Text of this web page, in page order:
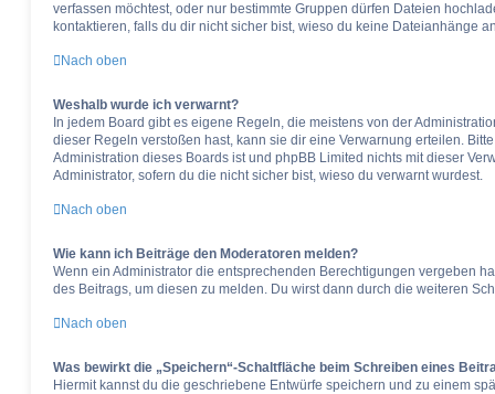
verfassen möchtest, oder nur bestimmte Gruppen dürfen Dateien
kontaktieren, falls du dir nicht sicher bist, wieso du keine Dateianhänge
Nach oben
Weshalb wurde ich verwarnt?
In jedem Board gibt es eigene Regeln, die meistens von der
dieser Regeln verstoßen hast, kann sie dir eine Verwarnung erteilen.
Administration dieses Boards ist und phpBB Limited nichts mit dieser
Administrator, sofern du die nicht sicher bist, wieso du verwarnt wurdest.
Nach oben
Wie kann ich Beiträge den Moderatoren melden?
Wenn ein Administrator die entsprechenden Berechtigungen vergeben
des Beitrags, um diesen zu melden. Du wirst dann durch die weiteren
Nach oben
Was bewirkt die „Speichern“-Schaltfläche beim Schreiben eines
Hiermit kannst du die geschriebene Entwürfe speichern und zu einem